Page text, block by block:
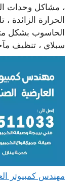
، مشاكل وحدات
الحرارة الزائدة
الحاسوب بشكل
سبلاي ، تنظيف